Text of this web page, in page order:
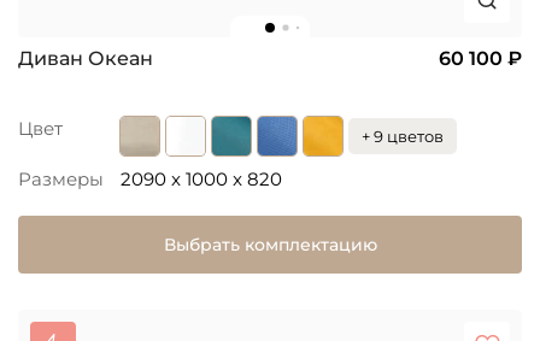
Диван Океан 60 100 ₽
Цвет + 9 цветов
Размеры 2090 x 1000 x 820
Выбрать комплектацию